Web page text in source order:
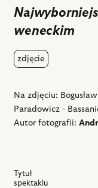
weneckim
zdjęcie
Na zdjęciu:
Paradowicz -
Autor fotografii:
Tytuł
spektaklu